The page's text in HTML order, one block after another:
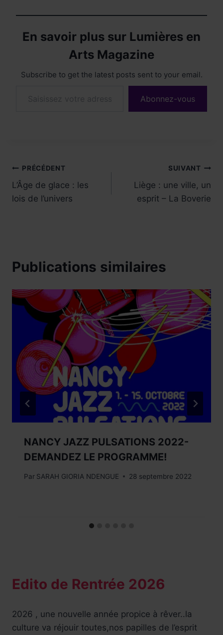
En savoir plus sur Lumières en
Arts Magazine
Subscribe to get the latest posts sent to your email.
Abonnez-vous
Navigation
de
PRÉCÉDENT
L’Âge de glace : les
lois de l’univers
SUIVANT
Liège : une ville, un
esprit – La Boverie
Publications similaires
NANCY JAZZ PULSATIONS 2022-
DEMANDEZ LE PROGRAMME!
Par SARAH GIORIA NDENGUE 28 septembre 2022
Edito de Rentrée 2026
2026 , une nouvelle année propice à rêver..la
culture va réjouir toutes,nos papilles de l’esprit